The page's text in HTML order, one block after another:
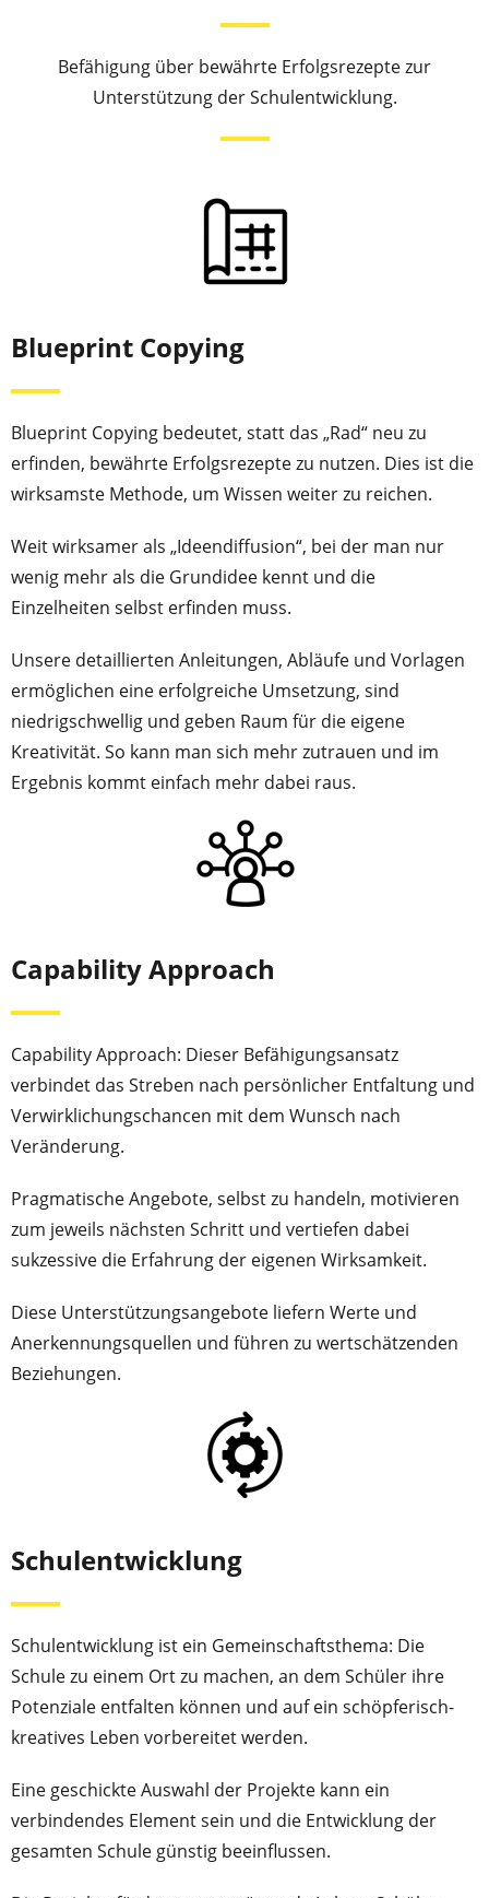
Befähigung über bewährte Erfolgsrezepte zur
Unterstützung der Schulentwicklung.
Blueprint Copying
Blueprint Copying bedeutet, statt das „Rad“ neu zu
erfinden, bewährte Erfolgsrezepte zu nutzen. Dies ist die
wirksamste Methode, um Wissen weiter zu reichen.
Weit wirksamer als „Ideendiffusion“, bei der man nur
wenig mehr als die Grundidee kennt und die
Einzelheiten selbst erfinden muss.
Unsere detaillierten Anleitungen, Abläufe und Vorlagen
ermöglichen eine erfolgreiche Umsetzung, sind
niedrigschwellig und geben Raum für die eigene
Kreativität. So kann man sich mehr zutrauen und im
Ergebnis kommt einfach mehr dabei raus.
Capability Approach
Capability Approach: Dieser Befähigungsansatz
verbindet das Streben nach persönlicher Entfaltung und
Verwirklichungschancen mit dem Wunsch nach
Veränderung.
Pragmatische Angebote, selbst zu handeln, motivieren
zum jeweils nächsten Schritt und vertiefen dabei
sukzessive die Erfahrung der eigenen Wirksamkeit.
Diese Unterstützungsangebote liefern Werte und
Anerkennungs­quellen und führen zu wertschätzenden
Beziehungen.
Schulentwicklung
Schulentwicklung ist ein Gemeinschaftsthema: Die
Schule zu einem Ort zu machen, an dem Schüler ihre
Potenziale entfalten können und auf ein schöpferisch-
kreatives Leben vorbereitet werden.
Eine geschickte Auswahl der Projekte kann ein
verbindendes Element sein und die Entwicklung der
gesamten Schule günstig beeinflussen.